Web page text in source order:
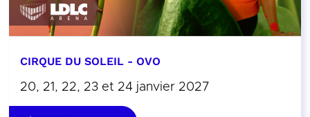
CIRQUE DU SOLEIL - OVO
20, 21, 22, 23 et 24 janvier 2027